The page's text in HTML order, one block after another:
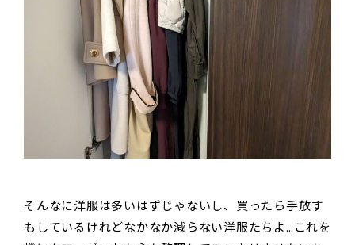
そんなに洋服は多いはずじゃないし、買ったら手放す
もしているけれどなかなか減らない洋服たちよ…これを